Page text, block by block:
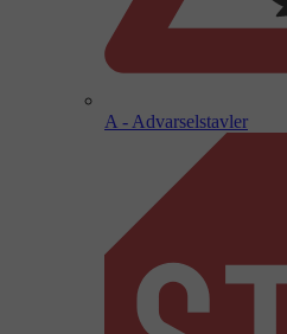
A - Advarselstavler